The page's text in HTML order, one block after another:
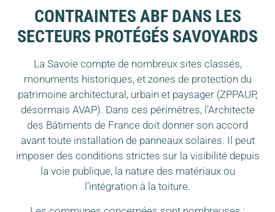
CONTRAINTES ABF DANS LES
SECTEURS PROTÉGÉS SAVOYARDS
La Savoie compte de nombreux sites classés,
monuments historiques, et zones de protection du
patrimoine architectural, urbain et paysager (ZPPAUP,
désormais AVAP). Dans ces périmètres, l’Architecte
des Bâtiments de France doit donner son accord
avant toute installation de panneaux solaires. Il peut
imposer des conditions strictes sur la visibilité depuis
la voie publique, la nature des matériaux ou
l’intégration à la toiture.